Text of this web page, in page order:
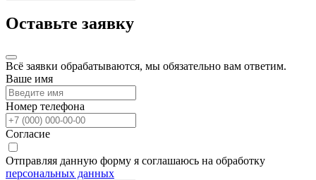
Оставьте заявку
Всё заявки обрабатываются, мы обязательно вам ответим.
Ваше имя
Номер телефона
Согласие
Отправляя данную форму я соглашаюсь на обработку
персональных данных